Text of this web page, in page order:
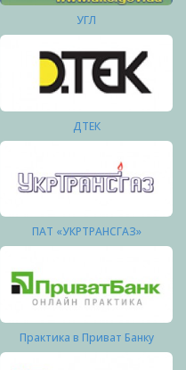
УГЛ
ДТЕК
ПАТ «УКРТРАНСГАЗ»
Практика в Приват Банку